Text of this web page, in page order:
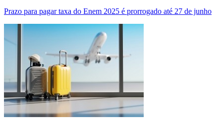
Prazo para pagar taxa do Enem 2025 é prorrogado até 27 de junho